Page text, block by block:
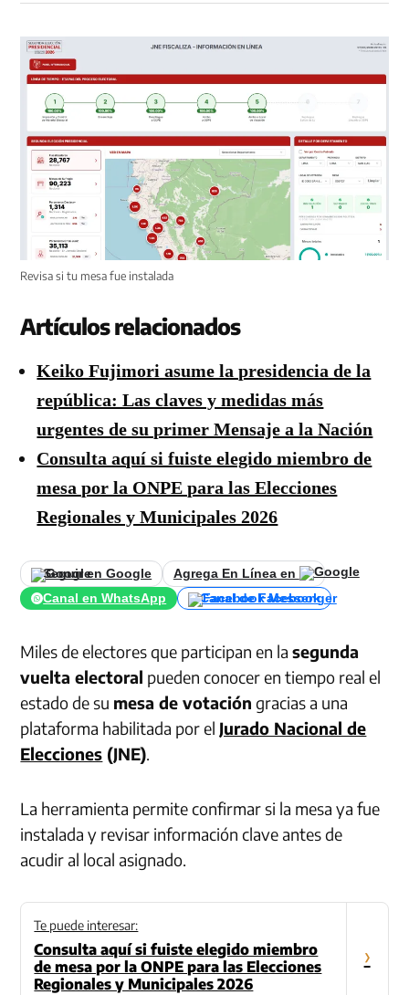
Revisa si tu mesa fue instalada
Artículos relacionados
Keiko Fujimori asume la presidencia de la
república: Las claves y medidas más
urgentes de su primer Mensaje a la Nación
Consulta aquí si fuiste elegido miembro de
mesa por la ONPE para las Elecciones
Regionales y Municipales 2026
Seguir en Google
Agrega En Línea en
Canal en WhatsApp
Canal de Facebook
Miles de electores que participan en lasegunda
vuelta electoral pueden conocer en tiempo real el
estado de su mesa de votación gracias a una
plataforma habilitada por el Jurado Nacional de
Elecciones (JNE).
La herramienta permite confirmar si la mesa ya fue
instalada y revisar información clave antes de
acudir al local asignado.
Te puede interesar:
Consulta aquí si fuiste elegido miembro
de mesa por la ONPE para las Elecciones
Regionales y Municipales 2026
›